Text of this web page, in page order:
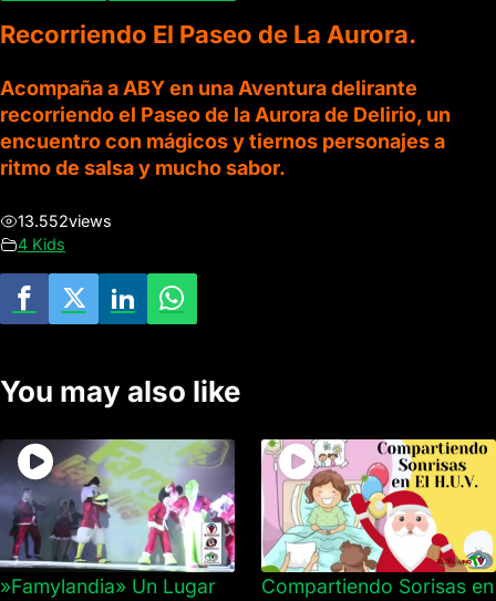
Recorriendo El Paseo de La Aurora.
Acompaña a ABY en una Aventura delirante
recorriendo el Paseo de la Aurora de Delirio, un
encuentro con mágicos y tiernos personajes a
ritmo de salsa y mucho sabor.
13.552views
4 Kids
You may also like
»Famylandia» Un Lugar
Compartiendo Sorisas en